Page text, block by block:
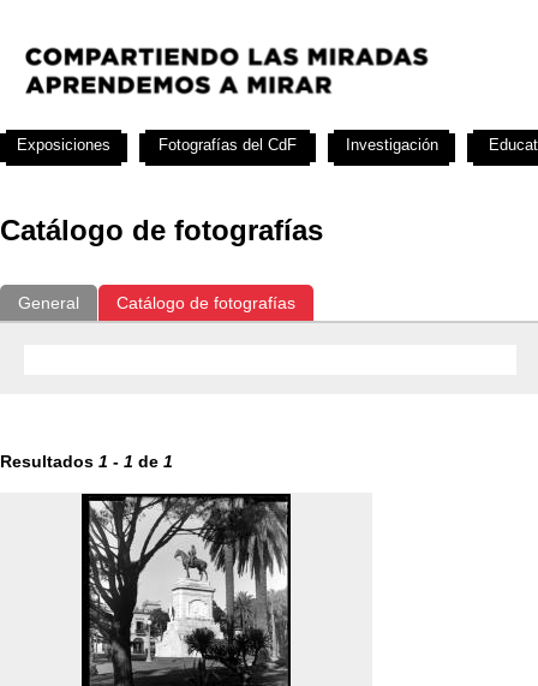
Catálogo de fotografías
General Catálogo de fotografías
Resultados 1 - 1 de 1
Exposiciones Fotografías del CdF Investigación